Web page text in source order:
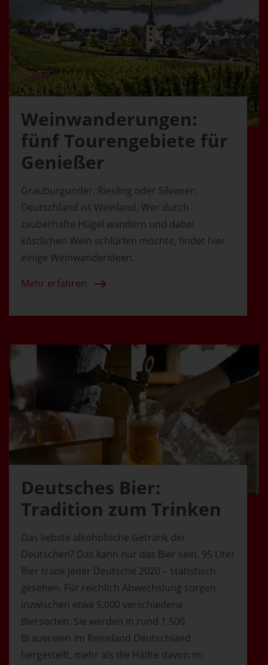
Weinwanderungen:
fünf Tourengebiete für
Genießer
Grauburgunder, Riesling oder Silvaner:
Deutschland ist Weinland. Wer durch
zauberhafte Hügel wandern und dabei
köstlichen Wein schlürfen möchte, findet hier
einige Weinwanderideen.
Mehr erfahren
Deutsches Bier:
Tradition zum Trinken
Das liebste alkoholische Getränk der
Deutschen? Das kann nur das Bier sein. 95 Liter
Bier trank jeder Deutsche 2020 – statistisch
gesehen. Für reichlich Abwechslung sorgen
inzwischen etwa 5.000 verschiedene
Biersorten. Sie werden in rund 1.500
Brauereien im Reiseland Deutschland
hergestellt, mehr als die Hälfte davon im